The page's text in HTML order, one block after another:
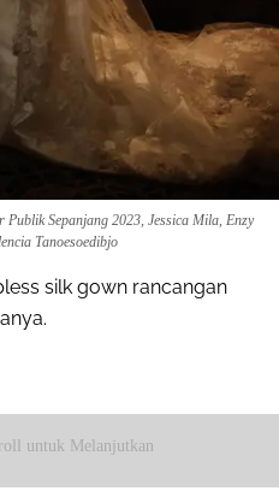
Sepanjang 2023, Jessica Mila, Enzy
Tanoesoedibjo
silk gown rancangan
untuk Melanjutkan